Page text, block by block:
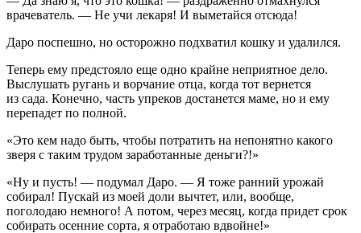
врачеватель. — Не учи лекаря! И выметайся отсюда!
Даро поспешно, но осторожно подхватил кошку и удалился.
Теперь ему предстояло еще одно крайне неприятное дело.
Выслушать ругань и ворчание отца, когда тот вернется
из сада. Конечно, часть упреков достанется маме, но и ему
перепадет по полной.
«Это кем надо быть, чтобы потратить на непонятно какого
зверя с таким трудом заработанные деньги?!»
«Ну и пусть! — подумал Даро. — Я тоже ранний урожай
собирал! Пускай из моей доли вычтет, или, вообще,
поголодаю немного! А потом, через месяц, когда придет срок
собирать осенние сорта, я отработаю вдвойне!»